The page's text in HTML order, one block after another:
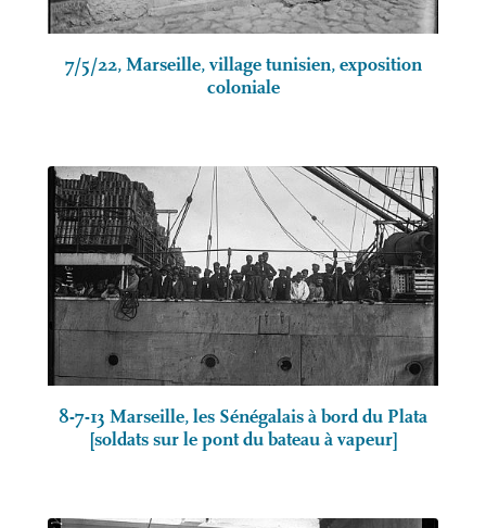
7/5/22, Marseille, village tunisien, exposition
coloniale
8-7-13 Marseille, les Sénégalais à bord du Plata
[soldats sur le pont du bateau à vapeur]